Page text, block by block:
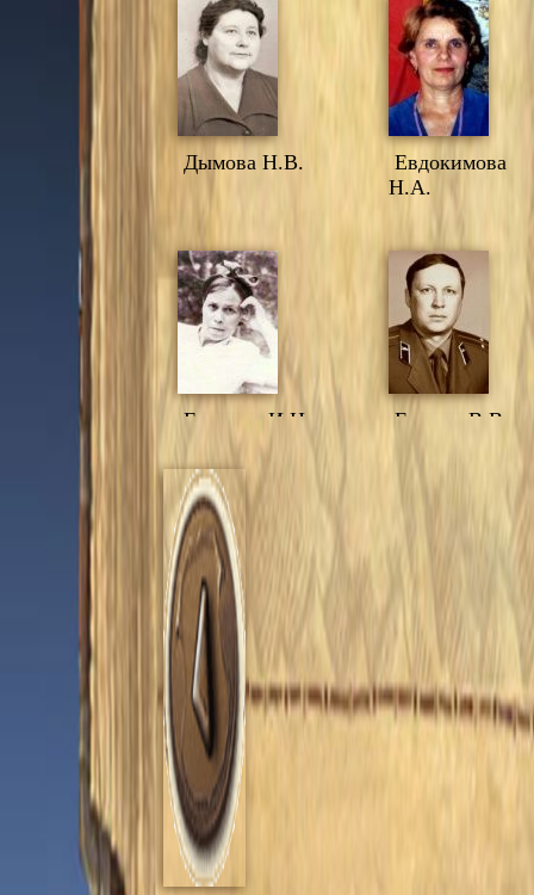
Дымова Н.В.
Евдокимова
Н.А.
Елохина И.Н. Елькин В.В.
Жигалов В.Ф.
Жигалова
Г.П.